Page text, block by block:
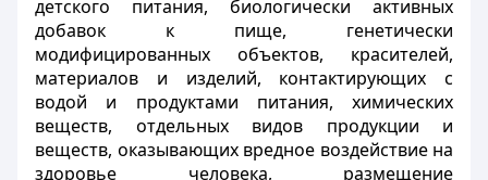
детского питания, биологически активных
добавок к пище, генетически
модифицированных объектов, красителей,
материалов и изделий, контактирующих с
водой и продуктами питания, химических
веществ, отдельных видов продукции и
веществ, оказывающих вредное воздействие на
здоровье человека, размещение